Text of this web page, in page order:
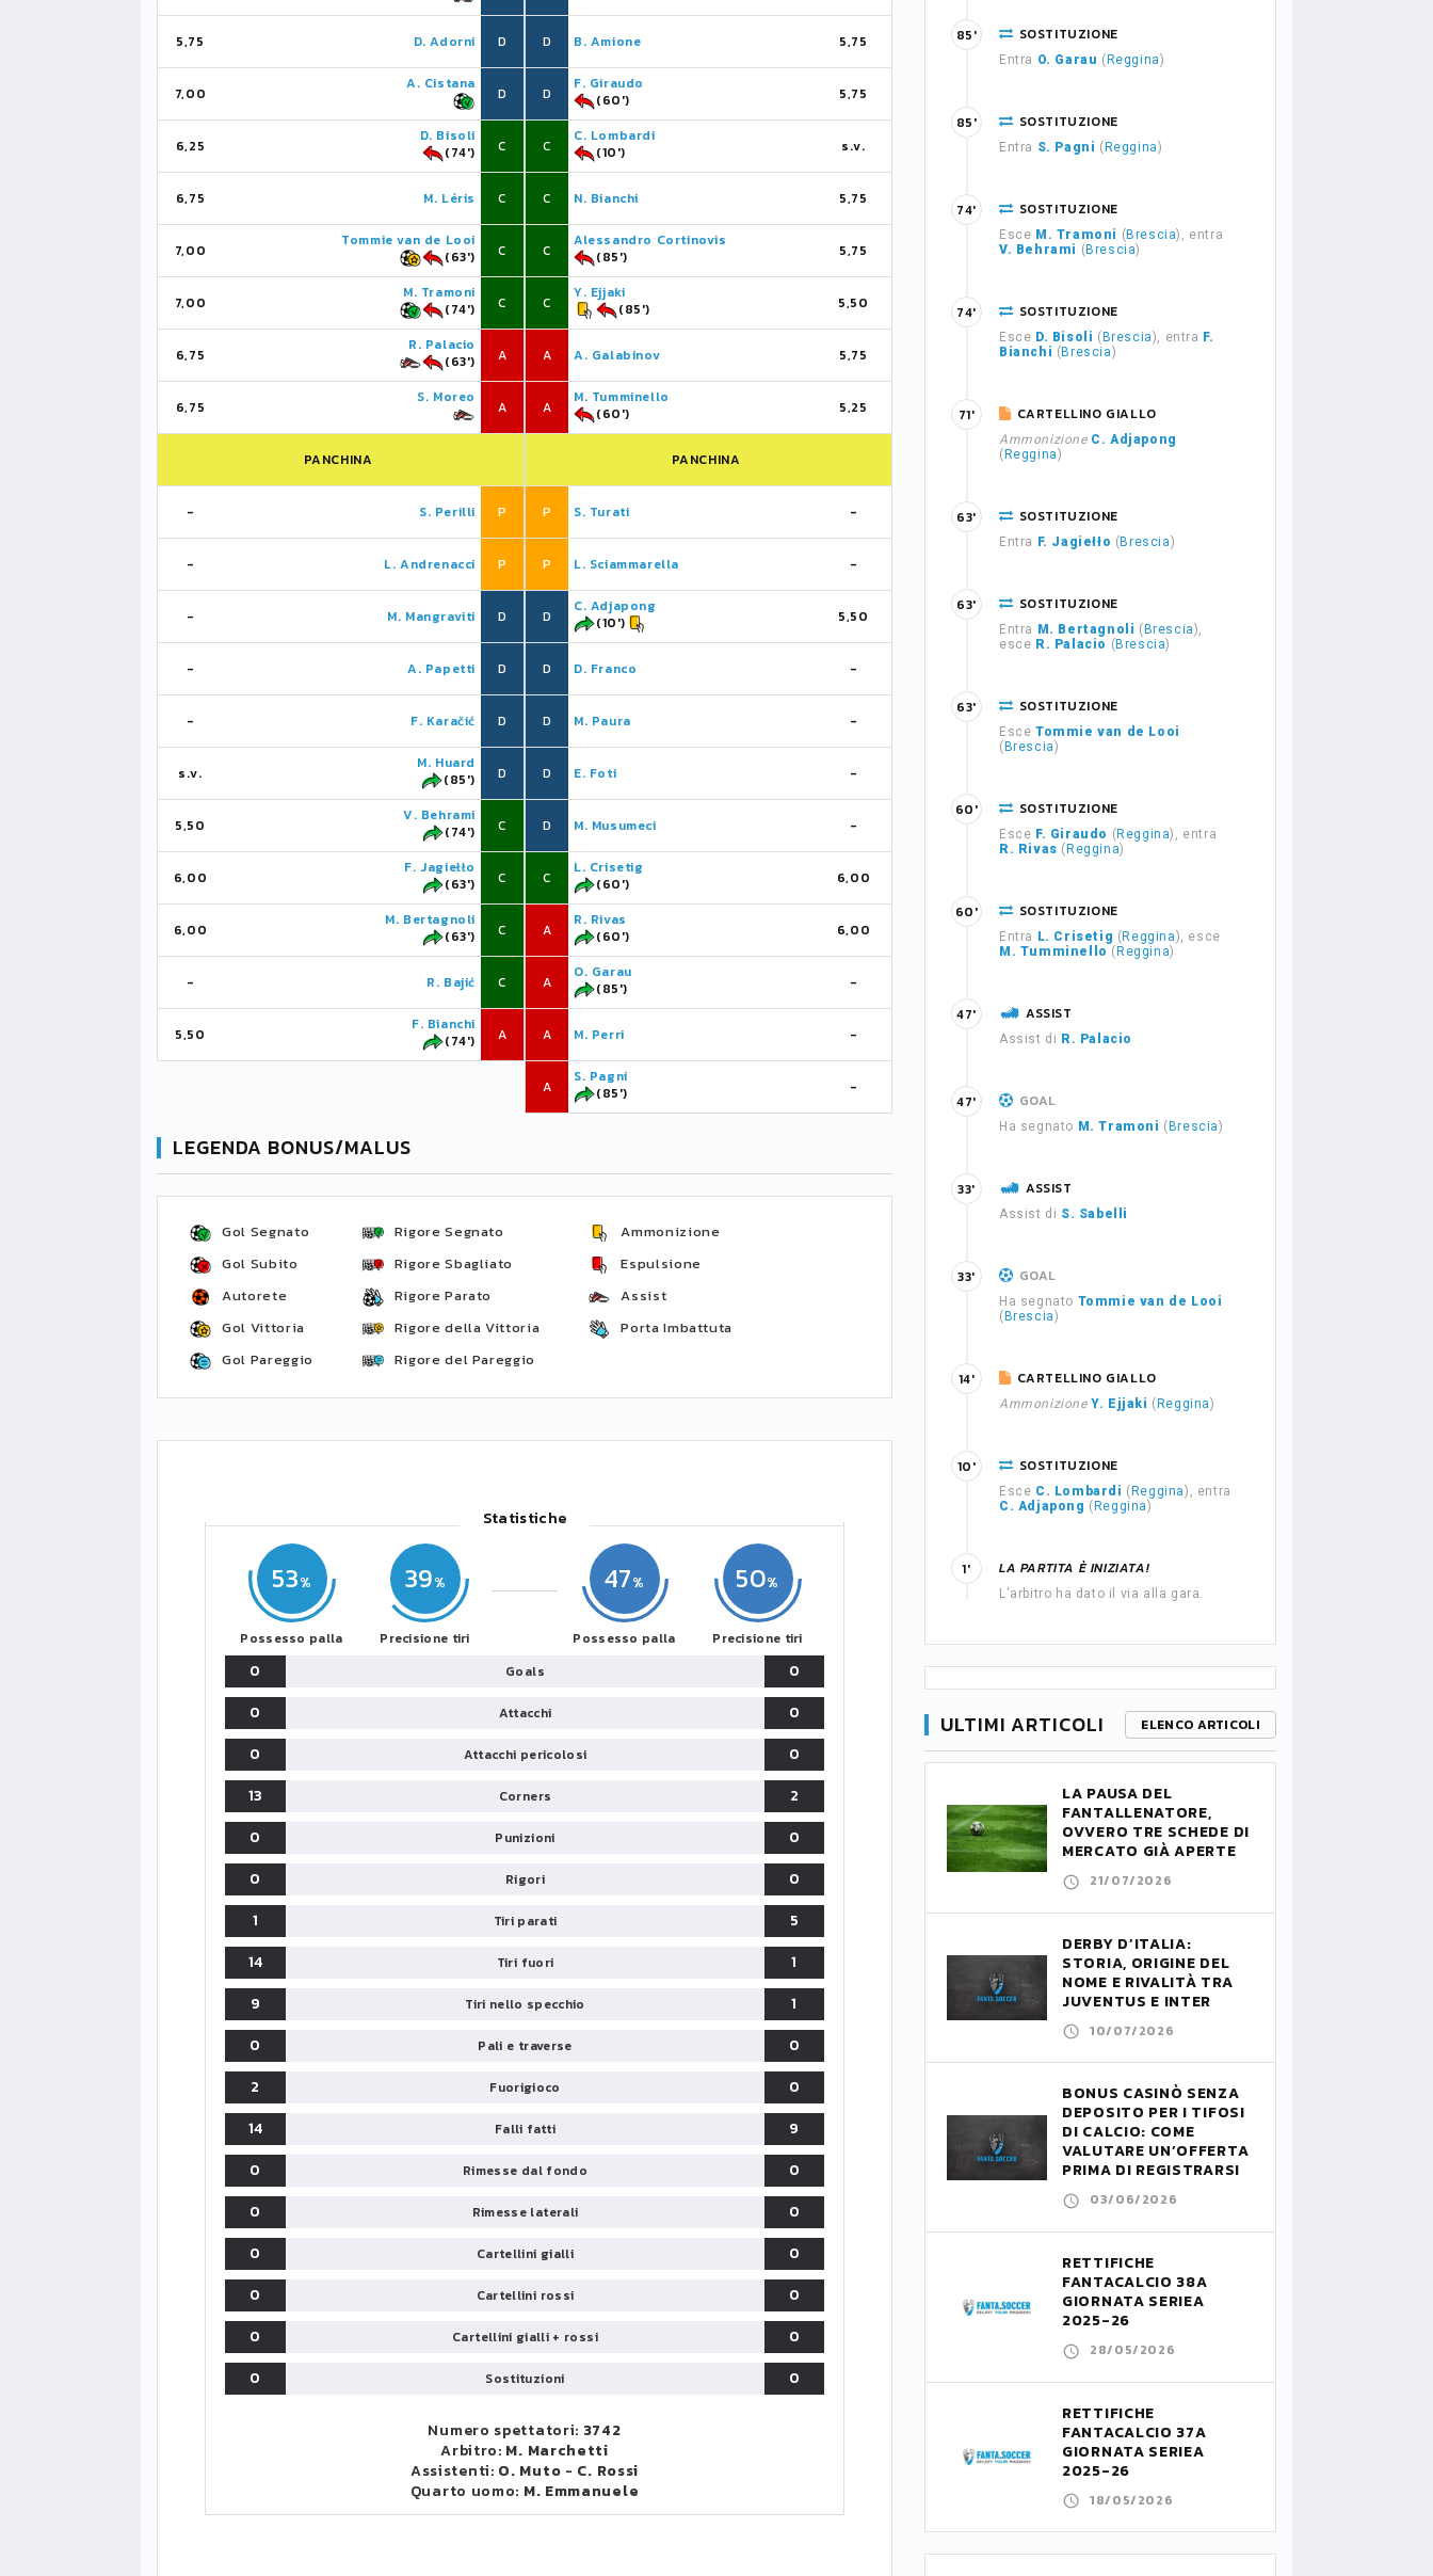
5,75 D. Adorni D
7,00
A. Cistana
D
6,25
D. Bisoli
(74')
C
6,75 M. Léris C
7,00
Tommie van de Looi
(63')
C
7,00
M. Tramoni
(74')
C
6,75
R. Palacio
(63')
A
6,75
S. Moreo
A
PANCHINA
- S. Perilli P
- L. Andrenacci P
- M. Mangraviti D
- A. Papetti D
- F. Karačić D
s.v.
M. Huard
(85')
D
5,50
V. Behrami
(74')
C
6,00
F. Jagiełło
(63')
C
6,00
M. Bertagnoli
(63')
C
- R. Bajić C
5,50
F. Bianchi
(74')
A
D B. Amione 5,75
D
F. Giraudo
(60')
5,75
C
C. Lombardi
(10')
s.v.
C N. Bianchi 5,75
C
Alessandro Cortinovis
(85')
5,75
C
Y. Ejjaki
(85')
5,50
A A. Galabinov 5,75
A
M. Tumminello
(60')
5,25
PANCHINA
P S. Turati -
P L. Sciammarella -
D
C. Adjapong
(10')
5,50
D D. Franco -
D M. Paura -
D E. Foti -
D M. Musumeci -
C
L. Crisetig
(60')
6,00
A
R. Rivas
(60')
6,00
A
O. Garau
(85')
-
A M. Perri -
A
S. Pagni
(85')
-
LEGENDA BONUS/MALUS
Gol Segnato
Gol Subito
Autorete
Gol Vittoria
Gol Pareggio
Rigore Segnato
Rigore Sbagliato
Rigore Parato
Rigore della Vittoria
Rigore del Pareggio
Ammonizione
Espulsione
Assist
Porta Imbattuta
Statistiche
53
Possesso palla
39
Precisione tiri
47
Possesso palla
50
Precisione tiri
0 Goals
0
0
Attacchi
0
0
Attacchi pericolosi
0
13
Corners
2
0
Punizioni
0
0
Rigori
0
1
Tiri parati
5
14
Tiri fuori
1
9
Tiri nello specchio
1
0
Pali e traverse
0
2
Fuorigioco
0
14
Falli fatti
9
0
Rimesse dal fondo
0
0
Rimesse laterali
0
0
Cartellini gialli
0
0
Cartellini rossi
0
0
Cartellini gialli + rossi
0
0
Sostituzioni 0
Numero spettatori: 3742
Arbitro: M. Marchetti
Assistenti: O. Muto - C. Rossi
Quarto uomo: M. Emmanuele
SOSTITUZIONE
Entra O. Garau ( Reggina)
85'
SOSTITUZIONE
Entra S. Pagni ( Reggina)
85'
SOSTITUZIONE
Esce M. Tramoni ( Brescia), entra
V. Behrami ( Brescia)
74'
SOSTITUZIONE
Esce D. Bisoli ( Brescia), entra F.
Bianchi ( Brescia)
74'
CARTELLINO GIALLO
Ammonizione C. Adjapong
( Reggina)
71'
SOSTITUZIONE
Entra F. Jagiełło ( Brescia)
63'
SOSTITUZIONE
Entra M. Bertagnoli ( Brescia),
esce R. Palacio ( Brescia)
63'
SOSTITUZIONE
Esce Tommie van de Looi
( Brescia)
63'
SOSTITUZIONE
Esce F. Giraudo ( Reggina), entra
R. Rivas ( Reggina)
60'
SOSTITUZIONE
Entra L. Crisetig ( Reggina), esce
M. Tumminello ( Reggina)
60'
ASSIST
Assist di R. Palacio
47'
GOAL
Ha segnato M. Tramoni ( Brescia)
47'
ASSIST
Assist di S. Sabelli
33'
GOAL
Ha segnato Tommie van de Looi
( Brescia)
33'
CARTELLINO GIALLO
Ammonizione Y. Ejjaki ( Reggina)
14'
SOSTITUZIONE
Esce C. Lombardi ( Reggina), entra
C. Adjapong ( Reggina)
10'
LA PARTITA È INIZIATA!
L'arbitro ha dato il via alla gara.
1'
ULTIMI ARTICOLI ELENCO ARTICOLI
LA PAUSA DEL
FANTALLENATORE,
OVVERO TRE SCHEDE DI
MERCATO GIÀ APERTE
21/07/2026
DERBY D’ITALIA:
STORIA, ORIGINE DEL
NOME E RIVALITÀ TRA
JUVENTUS E INTER
10/07/2026
BONUS CASINÒ SENZA
DEPOSITO PER I TIFOSI
DI CALCIO: COME
VALUTARE UN’OFFERTA
PRIMA DI REGISTRARSI
03/06/2026
RETTIFICHE
FANTACALCIO 38A
GIORNATA SERIEA
2025-26
28/05/2026
RETTIFICHE
FANTACALCIO 37A
GIORNATA SERIEA
2025-26
18/05/2026